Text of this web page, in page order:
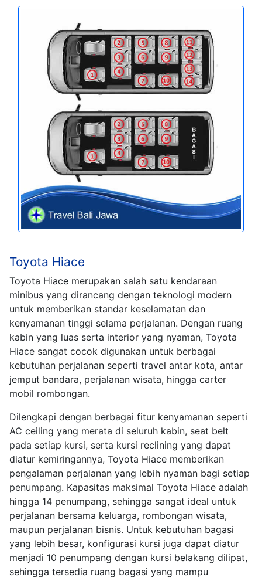
Toyota Hiace
Toyota Hiace merupakan salah satu kendaraan
minibus yang dirancang dengan teknologi modern
untuk memberikan standar keselamatan dan
kenyamanan tinggi selama perjalanan. Dengan ruang
kabin yang luas serta interior yang nyaman, Toyota
Hiace sangat cocok digunakan untuk berbagai
kebutuhan perjalanan seperti travel antar kota, antar
jemput bandara, perjalanan wisata, hingga carter
mobil rombongan.
Dilengkapi dengan berbagai fitur kenyamanan seperti
AC ceiling yang merata di seluruh kabin, seat belt
pada setiap kursi, serta kursi reclining yang dapat
diatur kemiringannya, Toyota Hiace memberikan
pengalaman perjalanan yang lebih nyaman bagi setiap
penumpang. Kapasitas maksimal Toyota Hiace adalah
hingga 14 penumpang, sehingga sangat ideal untuk
perjalanan bersama keluarga, rombongan wisata,
maupun perjalanan bisnis. Untuk kebutuhan bagasi
yang lebih besar, konfigurasi kursi juga dapat diatur
menjadi 10 penumpang dengan kursi belakang dilipat,
sehingga tersedia ruang bagasi yang mampu